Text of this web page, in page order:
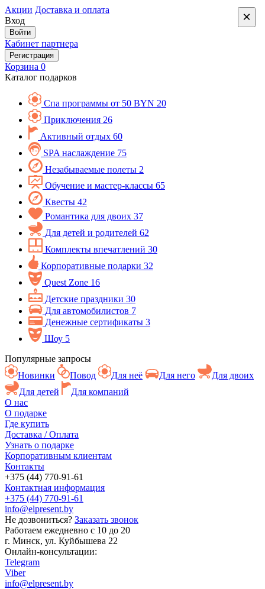
Акции Доставка и оплата
Вход
Войти
Кабинет партнера
Регистрация
Корзина 0
Каталог подарков
Спа программы от 50 BYN 20
Приключения 26
Активный отдых 60
SPA наслаждение 75
Незабываемые полеты 2
Обучение и мастер-классы 65
Квесты 42
Романтика для двоих 37
Для детей и родителей 62
Комплекты впечатлений 30
Корпоративные подарки 32
Quest Zone 16
Детские праздники 30
Для автомобилистов 7
Денежные сертификаты 3
Шоу 5
Популярные запросы
Новинки
Повод Для неё Для него
Для двоих
Для детей
Для компаний
О нас
О подарке
Где купить
Доставка / Оплата
Узнать о подарке
Корпоративным клиентам
Контакты
+375 (44) 770-91-61
Контактная информация
+375 (44) 770-91-61
info@elpresent.by
Не дозвониться? Заказать звонок
Работаем ежедневно c 10 до 20
г. Минск, ул. Куйбышева 22
Онлайн-консультации:
Telegram
Viber
info@elpresent.by
×